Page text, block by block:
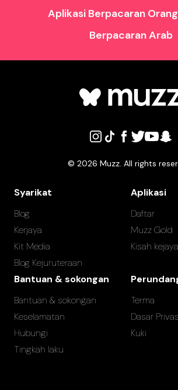
Aplikasi Berpacaran
Berpacaran Arab
© 2026 Muzz. All rights
Syarikat
Blog
Kerjaya
Kit Media
Blog Kejuruteraan
Aplikasi
Daftar
Muzz Gold
Kisah
Bantuan & sokongan
Bantuan & sokongan
Keselamatan
Hubungi
Tingkah laku
Terma
Dasar
Kuki